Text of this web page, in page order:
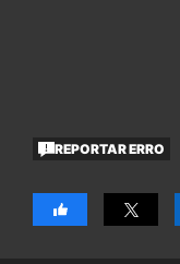
REPORTAR ERRO